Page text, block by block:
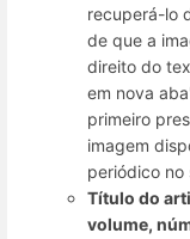
recuperá-lo
de que a
direito do
em nova
primeiro
imagem
periódico no
Título do
volume,